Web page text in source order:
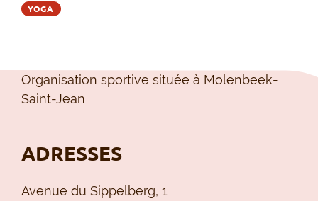
YOGA
Organisation sportive située à Molenbeek-
Saint-Jean
ADRESSES
Avenue du Sippelberg, 1